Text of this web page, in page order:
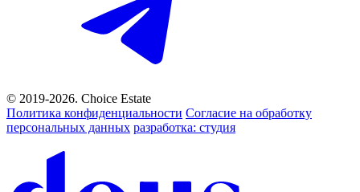
© 2019-2026. Choice Estate
Политика конфиденциальности Согласие на обработку
персональных данных разработка: студия